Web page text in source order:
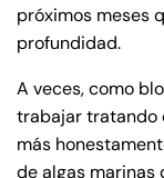
próximos meses
profundidad.
A veces, como
trabajar tratando
más
de algas marinas